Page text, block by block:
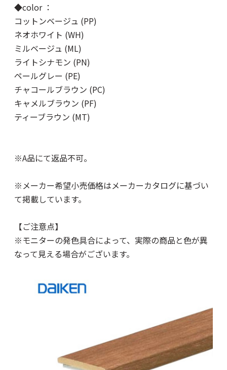
◆color ：
コットンベージュ (PP)
ネオホワイト (WH)
ミルベージュ (ML)
ライトシナモン (PN)
ペールグレー (PE)
チャコールブラウン (PC)
キャメルブラウン (PF)
ティーブラウン (MT)
※A品にて返品不可。
※メーカー希望小売価格はメーカーカタログに基づい
て掲載しています。
【ご注意点】
※モニターの発色具合によって、実際の商品と色が異
なって見える場合がございます。